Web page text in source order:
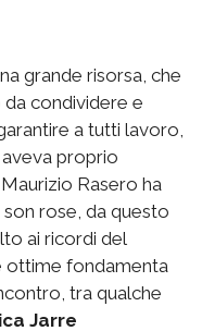
grande risorsa, che
da condividere e
a tutti lavoro,
proprio
Rasero ha
rose, da questo
ai ricordi del
ottime fondamenta
tra qualche
Jarre